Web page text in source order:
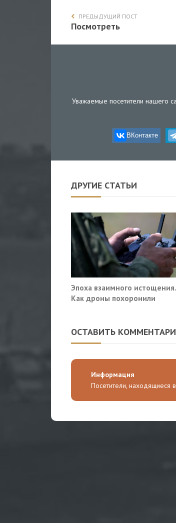
ПРЕДЫДУЩИЙ ПОСТ
Посмотреть
Уважаемые посетители нашего
ВКонтакте
ДРУГИЕ СТАТЬИ
Эпоха взаимного истощения.
Как дроны похоронили
ОСТАВИТЬ
Информация
Посетители, находящиеся